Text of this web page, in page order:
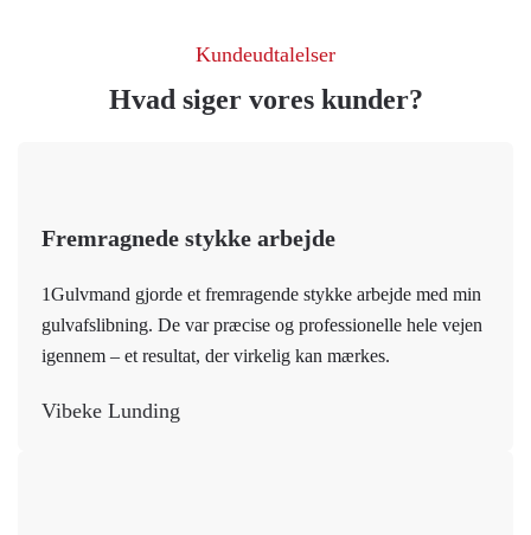
Kundeudtalelser
Hvad siger vores kunder?
Fremragnede stykke arbejde
1Gulvmand gjorde et fremragende stykke arbejde med min
gulvafslibning. De var præcise og professionelle hele vejen
igennem – et resultat, der virkelig kan mærkes.
Vibeke Lunding